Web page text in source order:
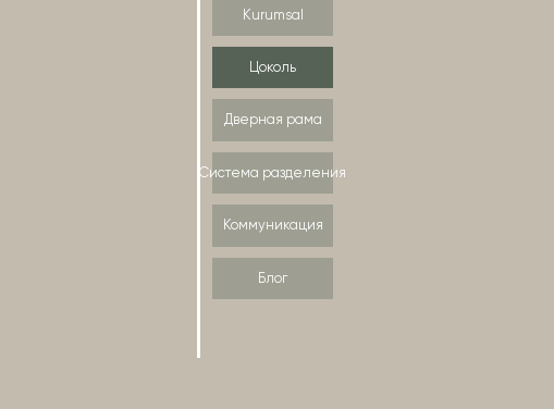
Kurumsal
Цоколь
Дверная рама
Система разделения
Коммуникация
Блог